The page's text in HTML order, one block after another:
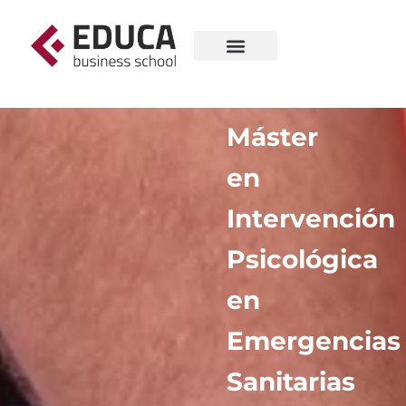
Máster
en
Intervención
Psicológica
en
Emergencias
Sanitarias